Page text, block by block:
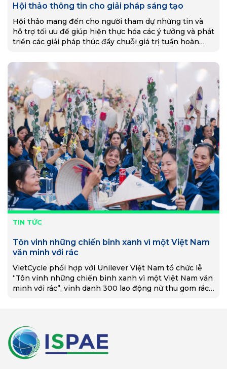
Hội thảo thông tin cho giải pháp sáng tạo
Hội thảo mang đến cho người tham dự những tin và
hỗ trợ tối ưu để giúp hiện thực hóa các ý tưởng và phát
triển các giải pháp thúc đẩy chuỗi giá trị tuần hoàn
TIN TỨC
Tôn vinh những chiến binh xanh vì một Việt Nam
văn minh với rác
VietCycle phối hợp với Unilever Việt Nam tổ chức lễ
“Tôn vinh những chiến binh xanh vì một Việt Nam văn
minh với rác”, vinh danh 300 lao động nữ thu gom rác